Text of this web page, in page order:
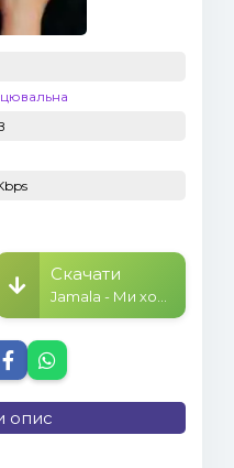
Скачати
опис